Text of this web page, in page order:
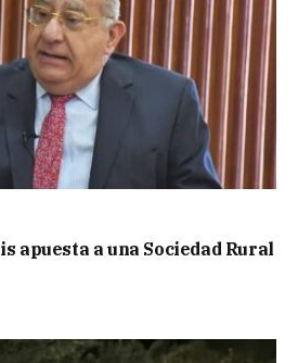
apuesta a una Sociedad Rural